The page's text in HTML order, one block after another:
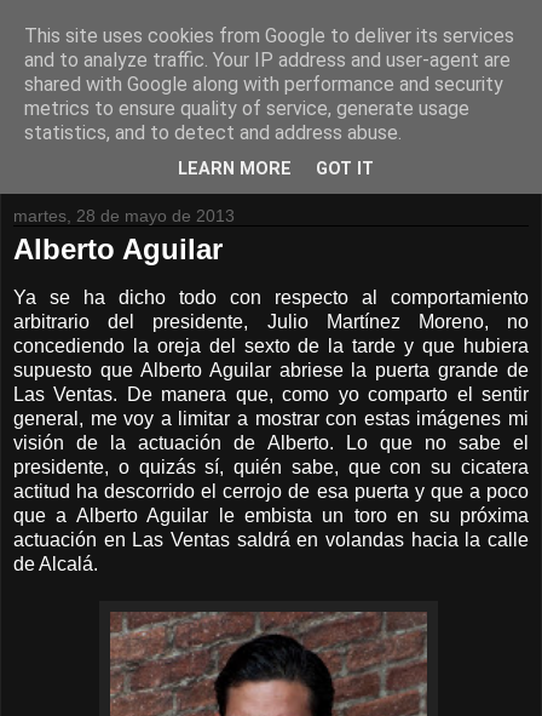
martes, 28 de mayo de 2013
Alberto Aguilar
Ya se ha dicho todo con respecto al comportamiento
arbitrario del presidente, Julio Martínez Moreno, no
concediendo la oreja del sexto de la tarde y que hubiera
supuesto que Alberto Aguilar abriese la puerta grande de
Las Ventas. De manera que, como yo comparto el sentir
general, me voy a limitar a mostrar con estas imágenes mi
visión de la actuación de Alberto. Lo que no sabe el
presidente, o quizás sí, quién sabe, que con su cicatera
actitud ha descorrido el cerrojo de esa puerta y que a poco
que a Alberto Aguilar le embista un toro en su próxima
actuación en Las Ventas saldrá en volandas hacia la calle
de Alcalá.
This site uses cookies from Google to deliver its services
and to analyze traffic. Your IP address and user-agent are
shared with Google along with performance and security
metrics to ensure quality of service, generate usage
statistics, and to detect and address abuse.
LEARN MORE GOT IT